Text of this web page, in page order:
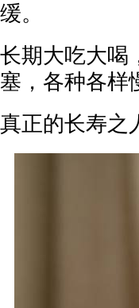
缓。
长期大吃大喝
塞，各种各样
真正的长寿之